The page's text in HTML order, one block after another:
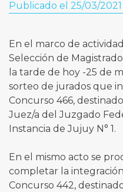
Publicado el 25/03/2021
En el marco de
Selección de
la tarde de hoy -25 de
sorteo de jurados que
Concurso 466,
Juez/a del Juzgado
Instancia de Jujuy N° 1.
En el mismo acto se
completar la
Concurso 442,